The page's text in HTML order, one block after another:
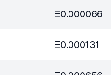
Ξ0.000066
Ξ0.000131